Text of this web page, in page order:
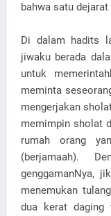
bahwa satu
Di dalam hadits
jiwaku berada
untuk
meminta
mengerjakan
memimpin sholat
rumah orang
(berjamaah).
genggamanNya,
menemukan
dua kerat daging